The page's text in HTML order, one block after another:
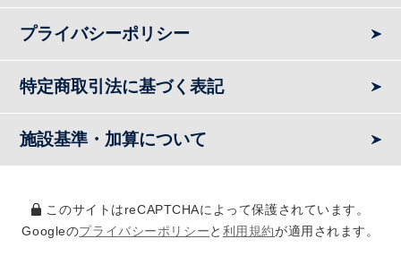
このサイトはreCAPTCHAによって保護されています。
Googleのプライバシーポリシーと 利用規約が適用されます。
プライバシーポリシー
特定商取引法に基づく表記
施設基準・加算について